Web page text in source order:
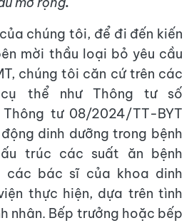
của chúng tôi, để đi đến kiến
mời thầu loại bỏ yêu cầu
chúng tôi căn cứ trên các
thể như Thông tư số
Thông tư 08/2024/TT-BYT
dinh dưỡng trong bệnh
trúc các suất ăn bệnh
các bác sĩ của khoa dinh
thực hiện, dựa trên tình
nhân. Bếp trưởng hoặc bếp